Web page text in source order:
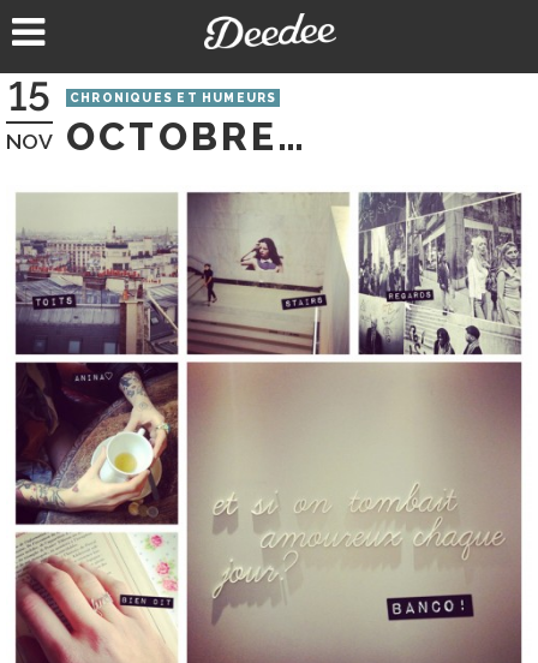
au
15
NOV
CHRONIQUES ET HUMEURS
OCTOBRE…